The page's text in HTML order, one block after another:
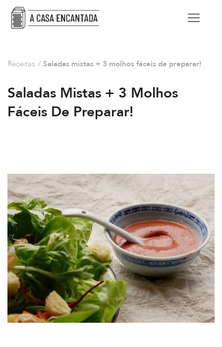
Receitas / Saladas mistas + 3 molhos fáceis de preparar!
Saladas Mistas + 3 Molhos
Fáceis De Preparar!